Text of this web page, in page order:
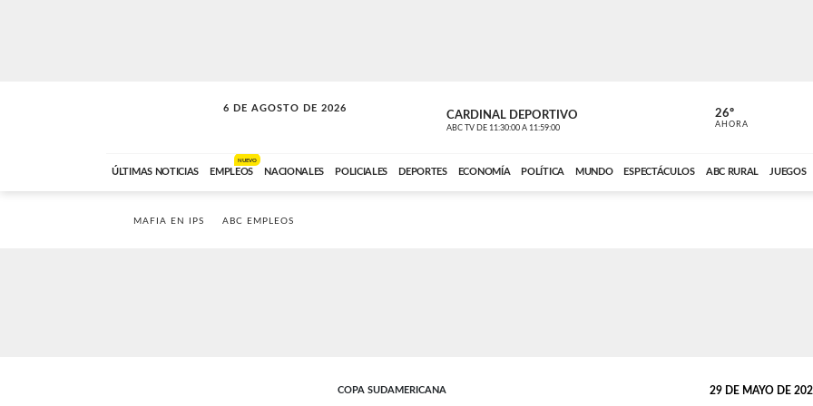
6 DE AGOSTO DE 2026
LA MOVIDA CARDINAL DEPORTIVO
ABC TV DE 11:30:00 A 11:59:00 ABC CARDINAL
26º
AHORA
ÚLTIMAS NOTICIAS EMPLEOS
NUEVO
NACIONALES POLICIALES DEPORTES ECONOMÍA POLÍTICA MUNDO ESPECTÁCULOS ABC RURAL JUEGOS
MAFIA EN IPS ABC EMPLEOS
COPA SUDAMERICANA 29 DE MAYO DE